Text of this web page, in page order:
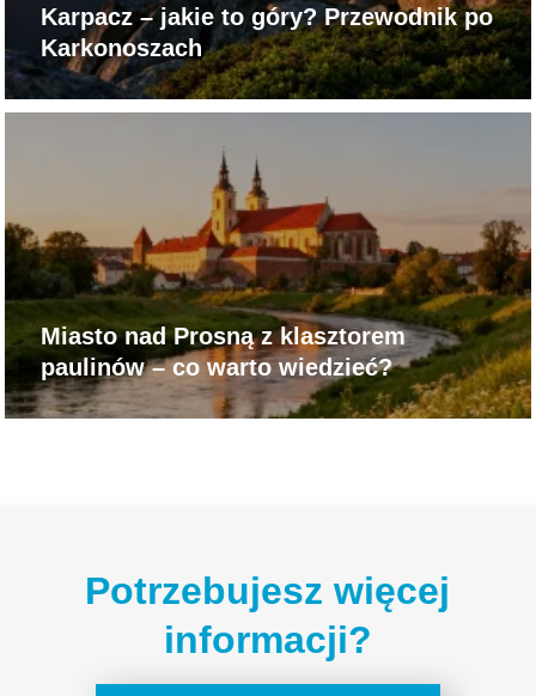
Karpacz – jakie to góry? Przewodnik po
Karkonoszach
Miasto nad Prosną z klasztorem
paulinów – co warto wiedzieć?
Potrzebujesz więcej
informacji?